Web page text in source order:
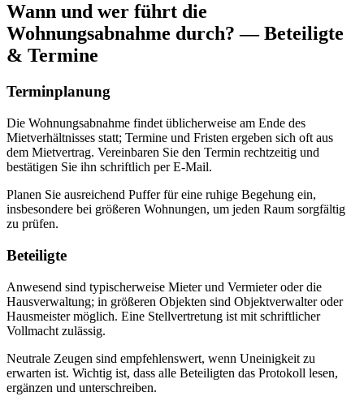
Wann und wer führt die
Wohnungsabnahme durch? — Beteiligte
& Termine
Terminplanung
Die Wohnungsabnahme findet üblicherweise am Ende des
Mietverhältnisses statt; Termine und Fristen ergeben sich oft aus
dem Mietvertrag. Vereinbaren Sie den Termin rechtzeitig und
bestätigen Sie ihn schriftlich per E-Mail.
Planen Sie ausreichend Puffer für eine ruhige Begehung ein,
insbesondere bei größeren Wohnungen, um jeden Raum sorgfältig
zu prüfen.
Beteiligte
Anwesend sind typischerweise Mieter und Vermieter oder die
Hausverwaltung; in größeren Objekten sind Objektverwalter oder
Hausmeister möglich. Eine Stellvertretung ist mit schriftlicher
Vollmacht zulässig.
Neutrale Zeugen sind empfehlenswert, wenn Uneinigkeit zu
erwarten ist. Wichtig ist, dass alle Beteiligten das Protokoll lesen,
ergänzen und unterschreiben.